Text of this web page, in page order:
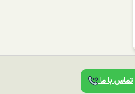
تماس با ما